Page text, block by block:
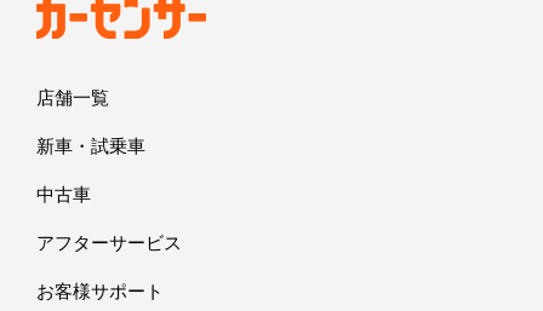
店舗一覧
新車・試乗車
中古車
アフターサービス
お客様サポート